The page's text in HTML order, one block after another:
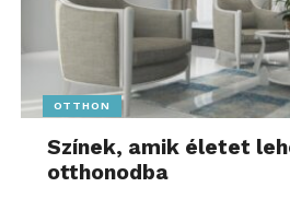
OTTHON
Színek, amik életet
otthonodba